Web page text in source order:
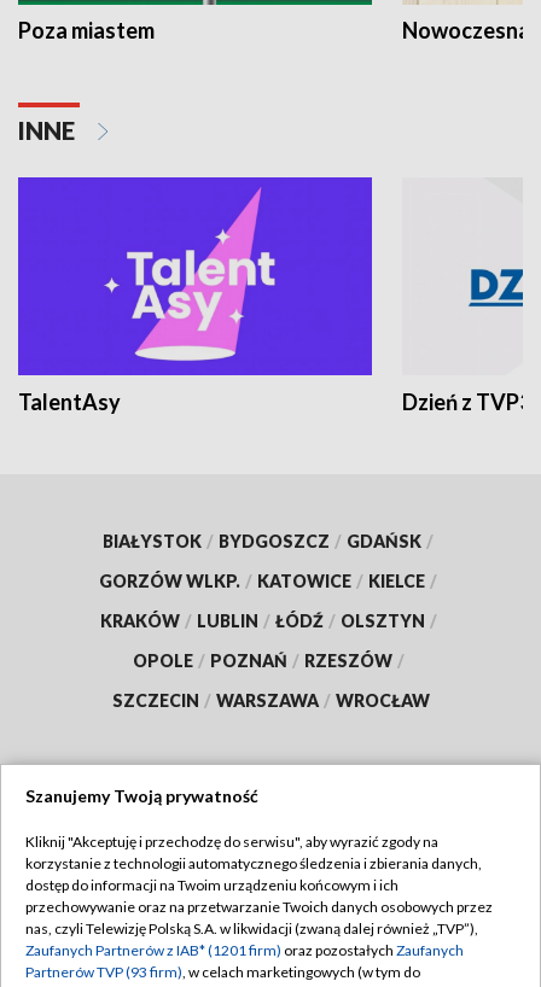
Poza miastem Nowoczesna
INNE
TalentAsy Dzień z TVP3
BIAŁYSTOK / BYDGOSZCZ / GDAŃSK /
GORZÓW WLKP. / KATOWICE / KIELCE /
KRAKÓW / LUBLIN / ŁÓDŹ / OLSZTYN /
OPOLE / POZNAŃ / RZESZÓW /
SZCZECIN / WARSZAWA / WROCŁAW
TVP
Abonament TVP
Emisja w TVP
Regulamin TVP
Polityka prywatności
Szanujemy Twoją prywatność
Kliknij "Akceptuję i przechodzę do serwisu", aby wyrazić zgody na
korzystanie z technologii automatycznego śledzenia i zbierania danych,
dostęp do informacji na Twoim urządzeniu końcowym i ich
przechowywanie oraz na przetwarzanie Twoich danych osobowych przez
nas, czyli Telewizję Polską S.A. w likwidacji (zwaną dalej również „TVP”),
Zaufanych Partnerów z IAB* (1201 firm) oraz pozostałych Zaufanych
Partnerów TVP (93 firm), w celach marketingowych (w tym do